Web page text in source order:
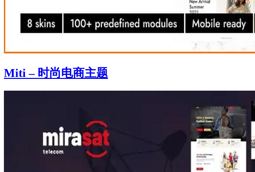
Miti – 时尚电商主题